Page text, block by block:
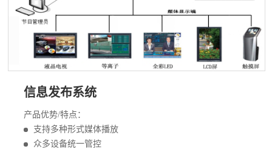
信息发布系统
产品优势/特点：
支持多种形式媒体播放
众多设备统一管控